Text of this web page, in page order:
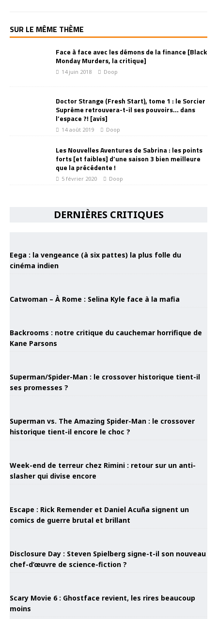
SUR LE MÊME THÈME
Face à face avec les démons de la finance [Black
Monday Murders, la critique]
14 juin 2018 Doop
Doctor Strange (Fresh Start), tome 1 : le Sorcier
Suprême retrouvera-t-il ses pouvoirs… dans
l’espace ?! [avis]
14 août 2019 Doop
Les Nouvelles Aventures de Sabrina : les points
forts [et faibles] d’une saison 3 bien meilleure
que la précédente !
5 février 2020 Doop
DERNIÈRES CRITIQUES
Eega : la vengeance (à six pattes) la plus folle du
cinéma indien
Catwoman – À Rome : Selina Kyle face à la mafia
Backrooms : notre critique du cauchemar horrifique de
Kane Parsons
Superman/Spider-Man : le crossover historique tient-il
ses promesses ?
Superman vs. The Amazing Spider-Man : le crossover
historique tient-il encore le choc ?
Week-end de terreur chez Rimini : retour sur un anti-
slasher qui divise encore
Escape : Rick Remender et Daniel Acuña signent un
comics de guerre brutal et brillant
Disclosure Day : Steven Spielberg signe-t-il son nouveau
chef-d’œuvre de science-fiction ?
Scary Movie 6 : Ghostface revient, les rires beaucoup
moins